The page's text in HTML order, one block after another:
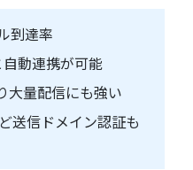
到達率
動連携が可能
大量配信にも強い
送信ドメイン認証も